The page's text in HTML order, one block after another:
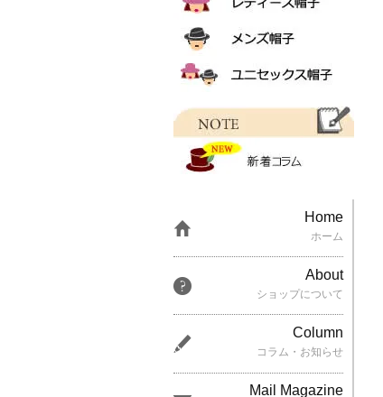
Home
ホーム
About
ショップについて
Column
コラム・お知らせ
Mail Magazine